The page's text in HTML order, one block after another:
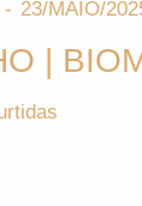
23/MAIO/
|